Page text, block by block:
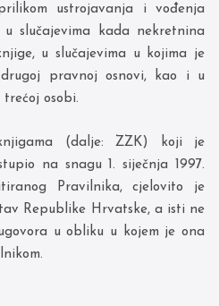
ustrojavanja i vođenja
u slučajevima kada nekretnina
u slučajevima u kojima je
pravnoj osnovi, kao i u
osobi.
(dalje: ZZK) koji je
na snagu 1. siječnja 1997.
Pravilnika, cjelovito je
Republike Hrvatske, a isti ne
u obliku u kojem je ona